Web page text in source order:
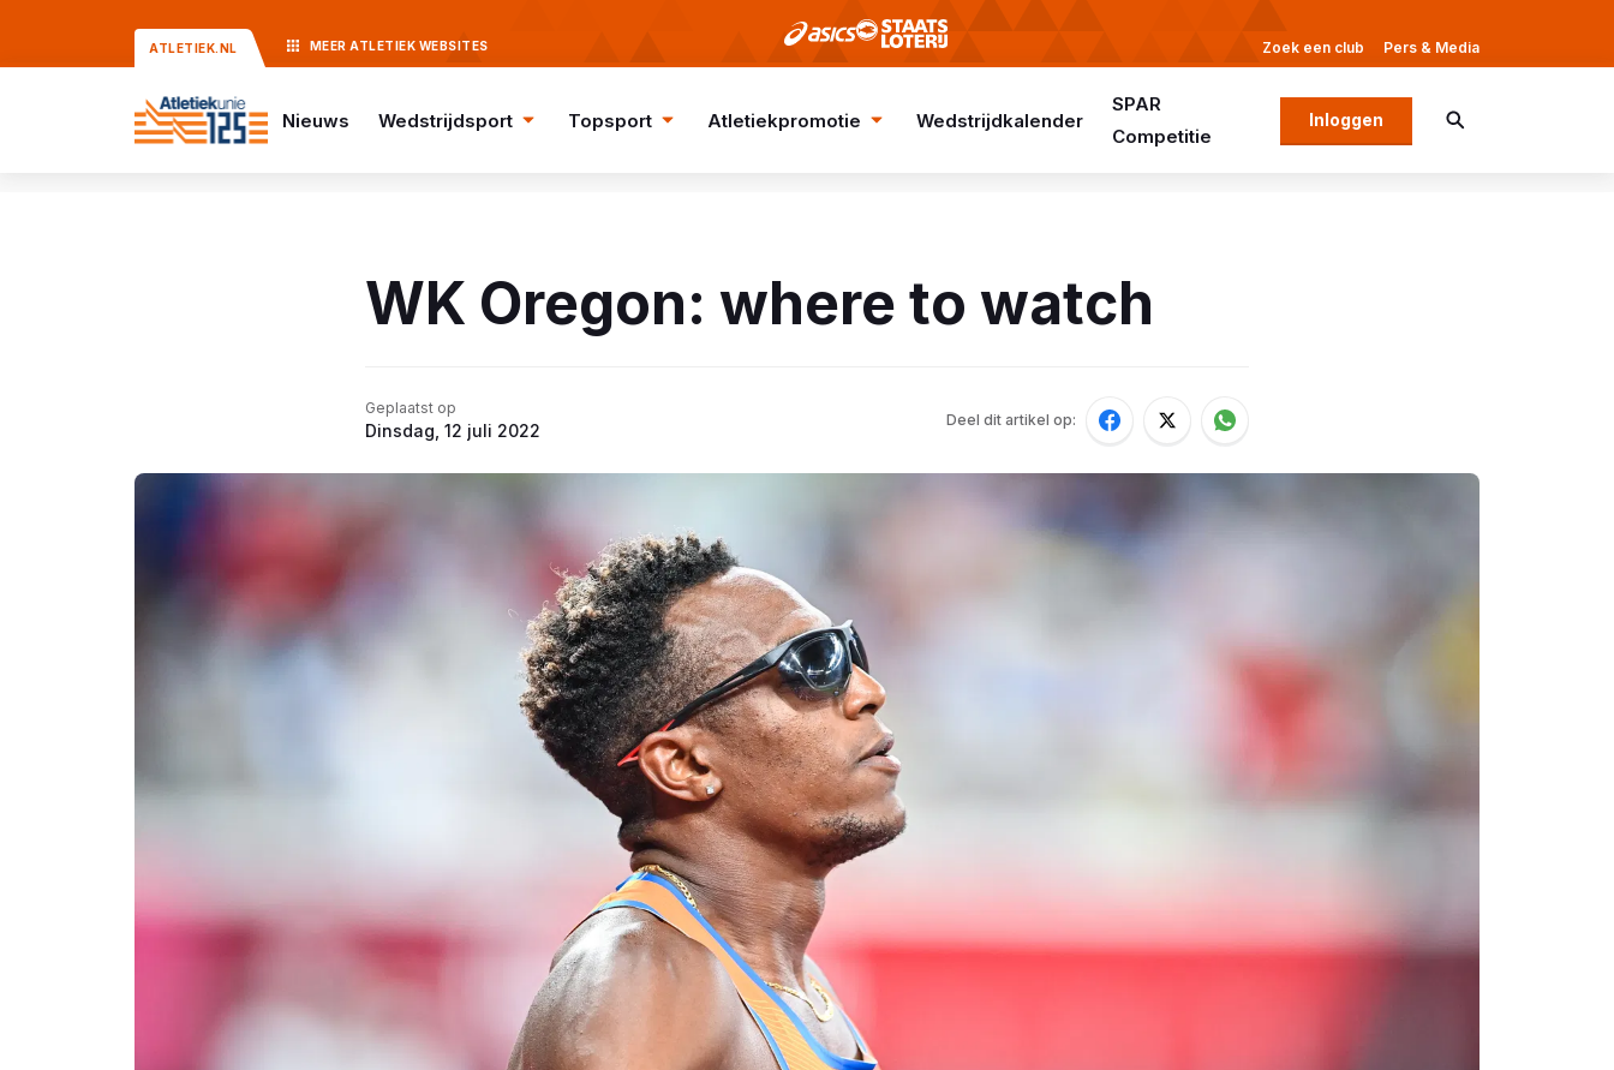
ATLETIEK.NL MEER ATLETIEK WEBSITES Zoek een club Pers & Media
Nieuws Wedstrijdsport Topsport Atletiekpromotie Wedstrijdkalender
SPAR
Competitie
Inloggen
WK Oregon: where to watch
Geplaatst op
Dinsdag, 12 juli 2022
Deel dit artikel op: